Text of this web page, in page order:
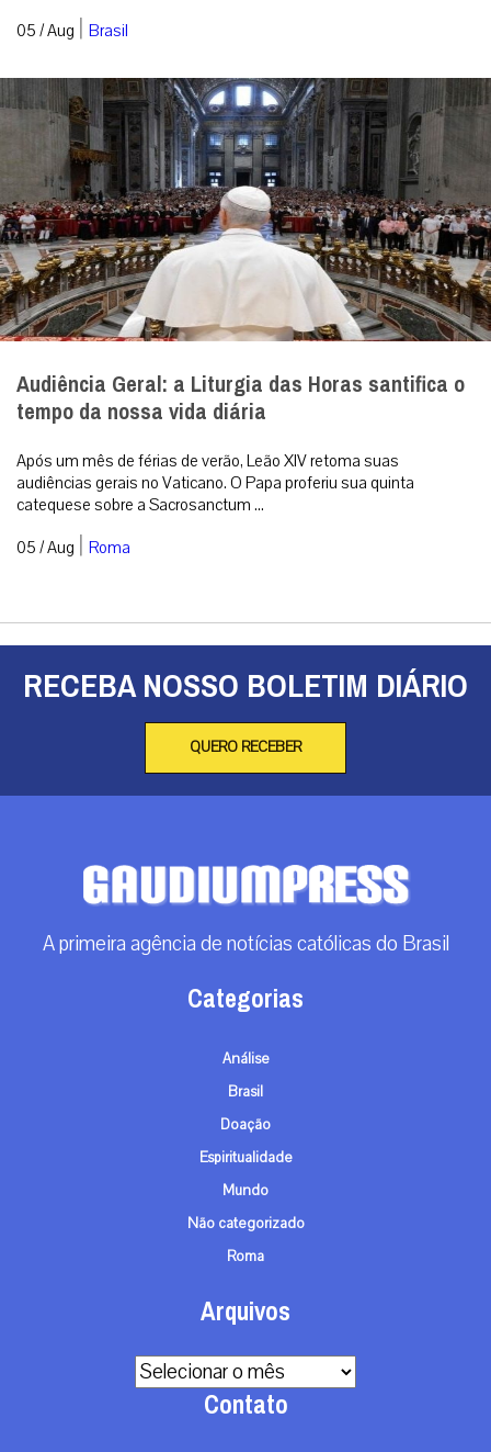
05 / Aug | Brasil
Audiência Geral: a Liturgia das Horas santifica o
tempo da nossa vida diária
Após um mês de férias de verão, Leão XIV retoma suas
audiências gerais no Vaticano. O Papa proferiu sua quinta
catequese sobre a Sacrosanctum ...
05 / Aug | Roma
RECEBA NOSSO BOLETIM DIÁRIO
QUERO RECEBER
A primeira agência de notícias católicas do Brasil
Categorias
Análise
Brasil
Doação
Espiritualidade
Mundo
Não categorizado
Roma
Arquivos
Arquivos
Contato